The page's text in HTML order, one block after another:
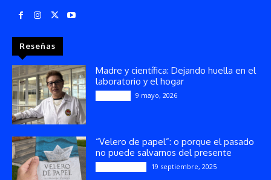
Reseñas
Madre y científica: Dejando huella en el
laboratorio y el hogar
9 mayo, 2026
“Velero de papel”: o porque el pasado
no puede salvarnos del presente
19 septiembre, 2025